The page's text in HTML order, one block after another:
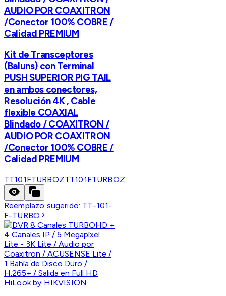
AUDIO POR COAXITRON
/Conector 100% COBRE /
Calidad PREMIUM
Kit de Transceptores
(Baluns) con Terminal
PUSH SUPERIOR PIG TAIL
en ambos conectores,
Resolución 4K , Cable
flexible COAXIAL
Blindado / COAXITRON /
AUDIO POR COAXITRON
/Conector 100% COBRE /
Calidad PREMIUM
TT101FTURBOZTT101FTURBOZ
Reemplazo sugerido: TT-101-
F-TURBO
HiLook by HIKVISION